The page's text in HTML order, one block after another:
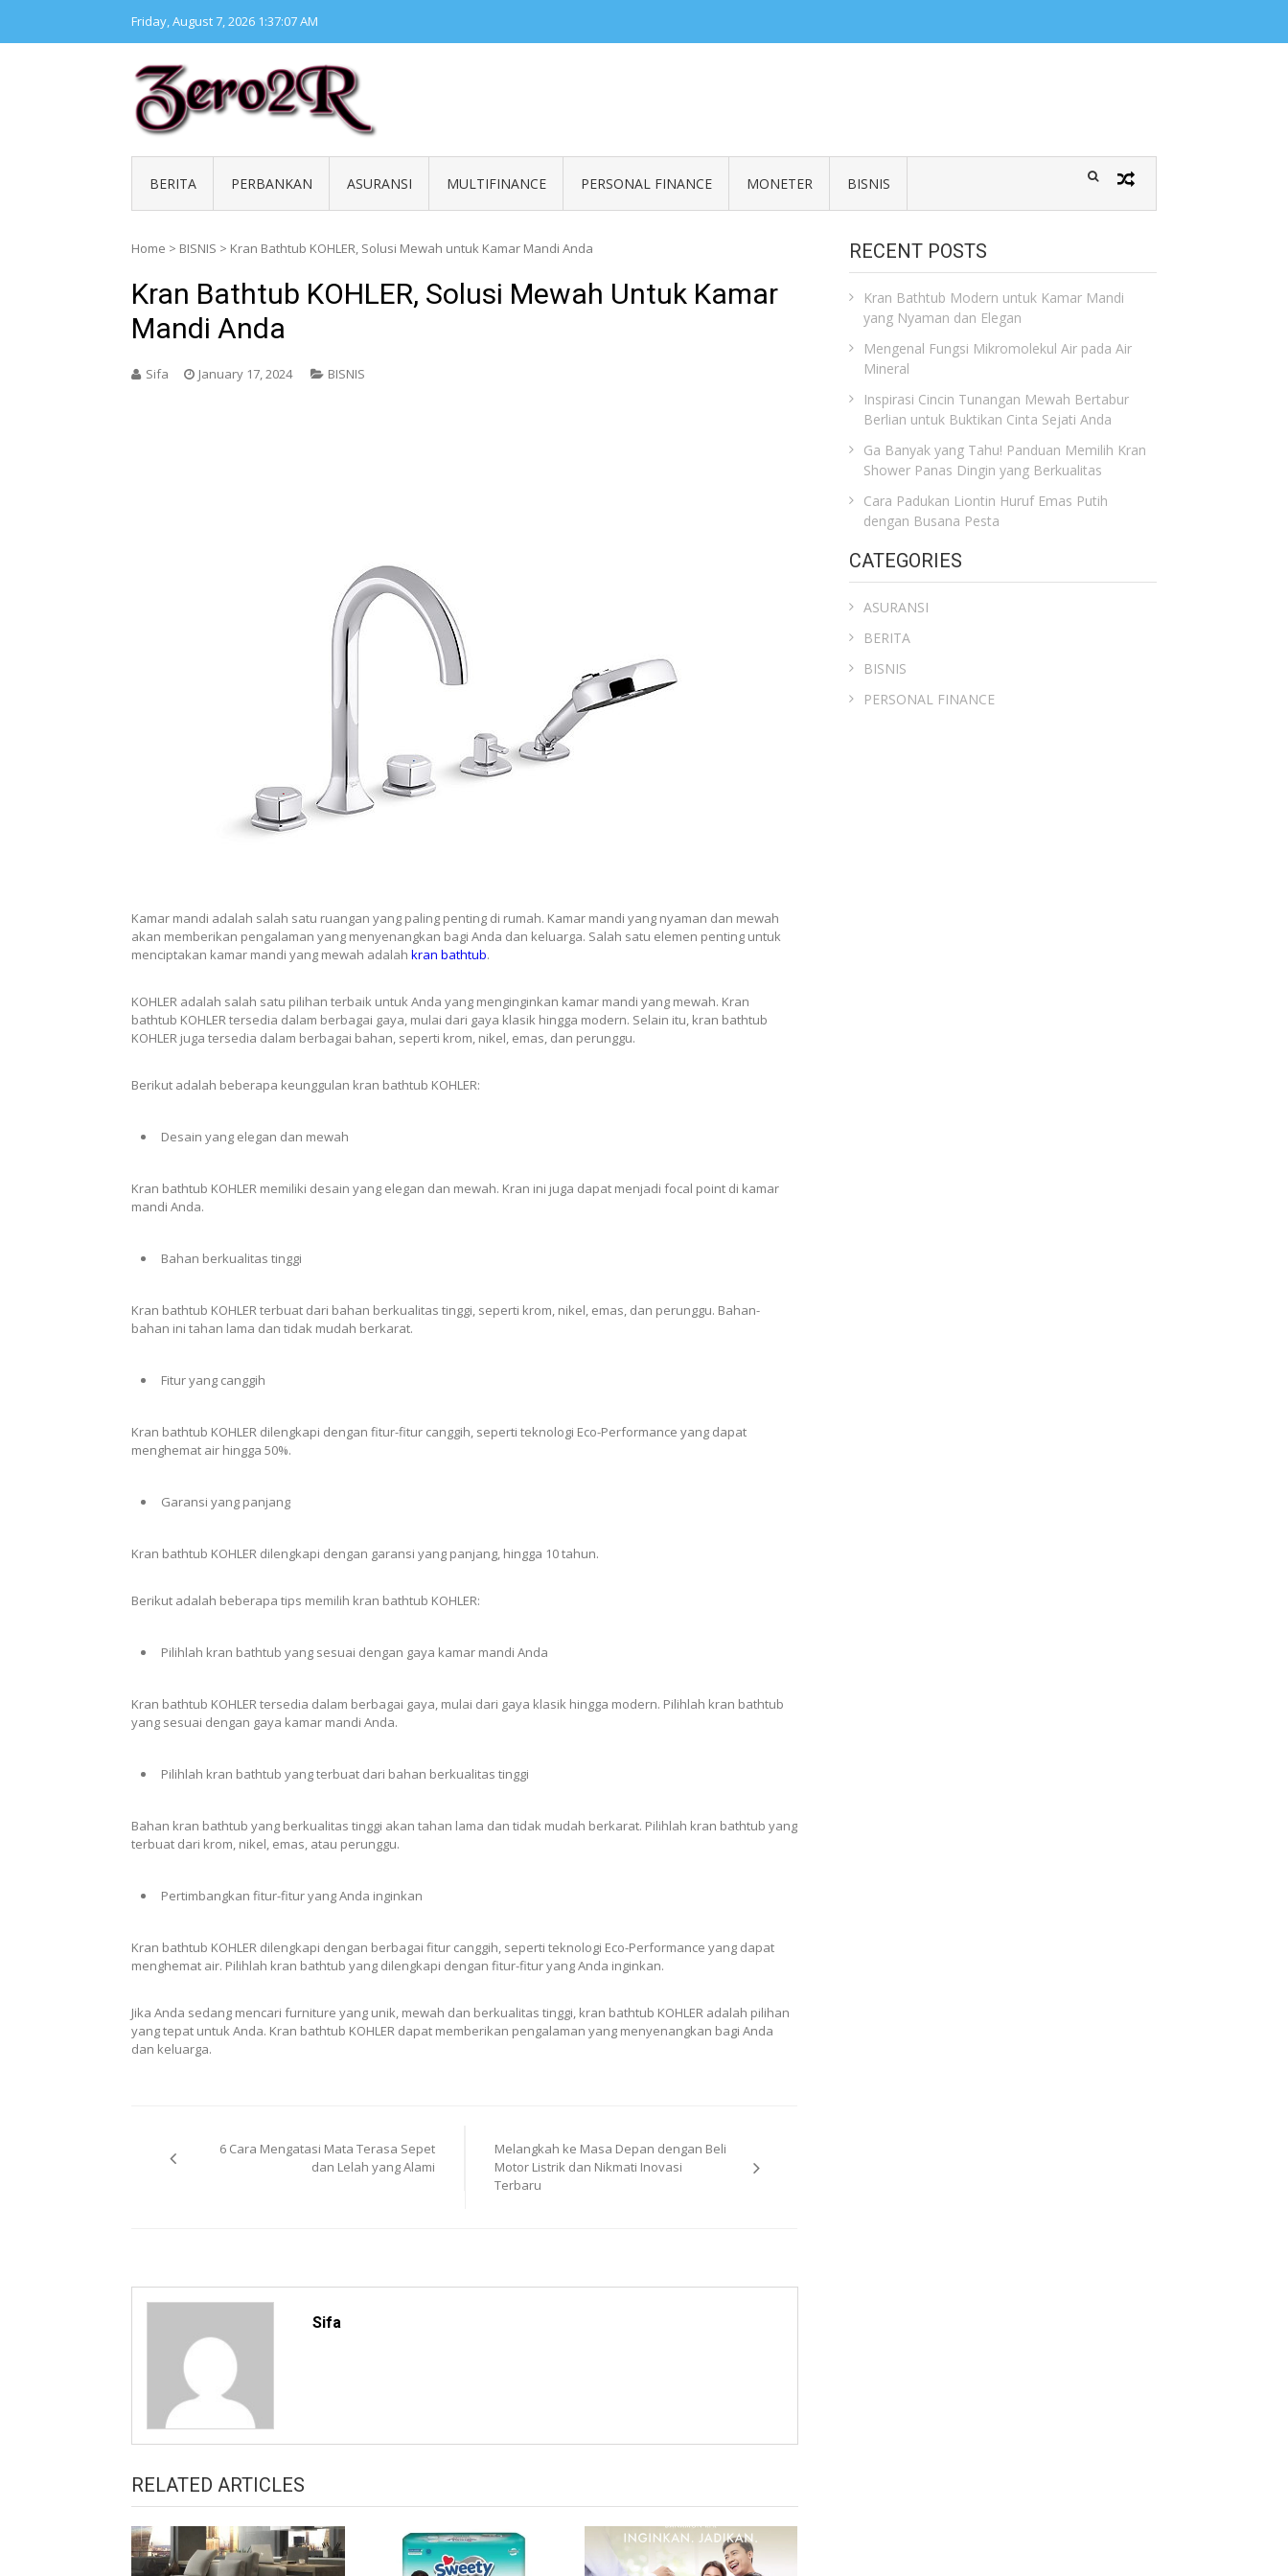
content
Friday, August 7, 2026 1:37:07 AM
BERITA PERBANKAN ASURANSI MULTIFINANCE PERSONAL FINANCE MONETER BISNIS
Home > BISNIS > Kran Bathtub KOHLER, Solusi Mewah untuk Kamar Mandi Anda
Kran Bathtub KOHLER, Solusi Mewah Untuk Kamar
Mandi Anda
Sifa January 17, 2024 BISNIS
Kamar mandi adalah salah satu ruangan yang paling penting di rumah. Kamar mandi yang nyaman dan mewah
akan memberikan pengalaman yang menyenangkan bagi Anda dan keluarga. Salah satu elemen penting untuk
menciptakan kamar mandi yang mewah adalah kran bathtub.
KOHLER adalah salah satu pilihan terbaik untuk Anda yang menginginkan kamar mandi yang mewah. Kran
bathtub KOHLER tersedia dalam berbagai gaya, mulai dari gaya klasik hingga modern. Selain itu, kran bathtub
KOHLER juga tersedia dalam berbagai bahan, seperti krom, nikel, emas, dan perunggu.
Berikut adalah beberapa keunggulan kran bathtub KOHLER:
Desain yang elegan dan mewah
Kran bathtub KOHLER memiliki desain yang elegan dan mewah. Kran ini juga dapat menjadi focal point di kamar
mandi Anda.
Bahan berkualitas tinggi
Kran bathtub KOHLER terbuat dari bahan berkualitas tinggi, seperti krom, nikel, emas, dan perunggu. Bahan-
bahan ini tahan lama dan tidak mudah berkarat.
Fitur yang canggih
Kran bathtub KOHLER dilengkapi dengan fitur-fitur canggih, seperti teknologi Eco-Performance yang dapat
menghemat air hingga 50%.
Garansi yang panjang
Kran bathtub KOHLER dilengkapi dengan garansi yang panjang, hingga 10 tahun.
Berikut adalah beberapa tips memilih kran bathtub KOHLER:
Pilihlah kran bathtub yang sesuai dengan gaya kamar mandi Anda
Kran bathtub KOHLER tersedia dalam berbagai gaya, mulai dari gaya klasik hingga modern. Pilihlah kran bathtub
yang sesuai dengan gaya kamar mandi Anda.
Pilihlah kran bathtub yang terbuat dari bahan berkualitas tinggi
Bahan kran bathtub yang berkualitas tinggi akan tahan lama dan tidak mudah berkarat. Pilihlah kran bathtub yang
terbuat dari krom, nikel, emas, atau perunggu.
Pertimbangkan fitur-fitur yang Anda inginkan
Kran bathtub KOHLER dilengkapi dengan berbagai fitur canggih, seperti teknologi Eco-Performance yang dapat
menghemat air. Pilihlah kran bathtub yang dilengkapi dengan fitur-fitur yang Anda inginkan.
Jika Anda sedang mencari furniture yang unik, mewah dan berkualitas tinggi, kran bathtub KOHLER adalah pilihan
yang tepat untuk Anda. Kran bathtub KOHLER dapat memberikan pengalaman yang menyenangkan bagi Anda
dan keluarga.
navigation
6 Cara Mengatasi Mata Terasa Sepet
dan Lelah yang Alami
Melangkah ke Masa Depan dengan Beli
Motor Listrik dan Nikmati Inovasi
Terbaru
Sifa
RELATED ARTICLES
RECENT POSTS
Kran Bathtub Modern untuk Kamar Mandi
yang Nyaman dan Elegan
Mengenal Fungsi Mikromolekul Air pada Air
Mineral
Inspirasi Cincin Tunangan Mewah Bertabur
Berlian untuk Buktikan Cinta Sejati Anda
Ga Banyak yang Tahu! Panduan Memilih Kran
Shower Panas Dingin yang Berkualitas
Cara Padukan Liontin Huruf Emas Putih
dengan Busana Pesta
CATEGORIES
ASURANSI
BERITA
BISNIS
PERSONAL FINANCE